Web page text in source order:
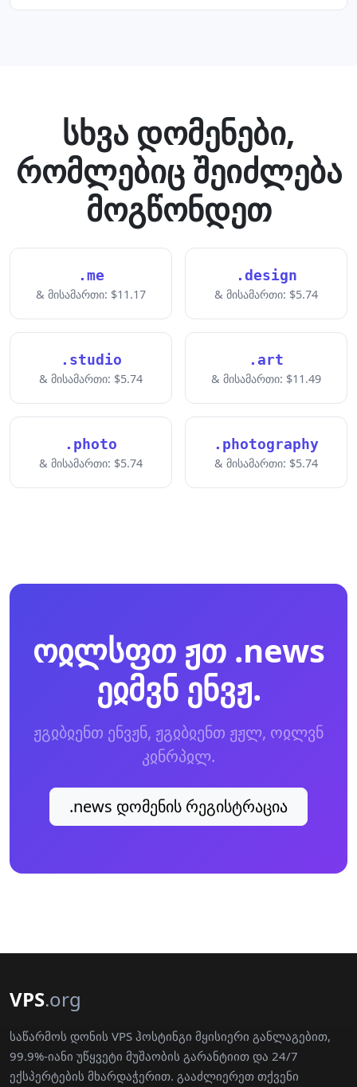
სხვა დომენები,
რომლებიც შეიძლება
მოგწონდეთ
.me
& მისამართი: $11.17
.design
& მისამართი: $5.74
.studio
& მისამართი: $5.74
.art
& მისამართი: $11.49
.photo
& მისამართი: $5.74
.photography
& მისამართი: $5.74
ოჲლსფთ ჟთ .news
ეჲმვნ ენვჟ.
ჟგჲბჲენთ ენვჟნ, ჟგჲბჲენთ ჟჟლ, ოჲლვნ
კჲნრპჲლ.
.news დომენის რეგისტრაცია
VPS.org
საწარმოს დონის VPS ჰოსტინგი მყისიერი განლაგებით,
99.9%-იანი უწყვეტი მუშაობის გარანტიით და 24/7
ექსპერტების მხარდაჭერით. გააძლიერეთ თქვენი